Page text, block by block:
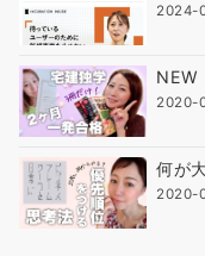
2024-
NEW
2020-
何が
2020-